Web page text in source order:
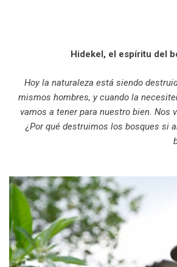
Hidekel, el espíritu del
Hoy la naturaleza está siendo
mismos hombres, y cuando la
vamos a tener para nuestro bien. Nos
¿Por qué destruimos los bosques si